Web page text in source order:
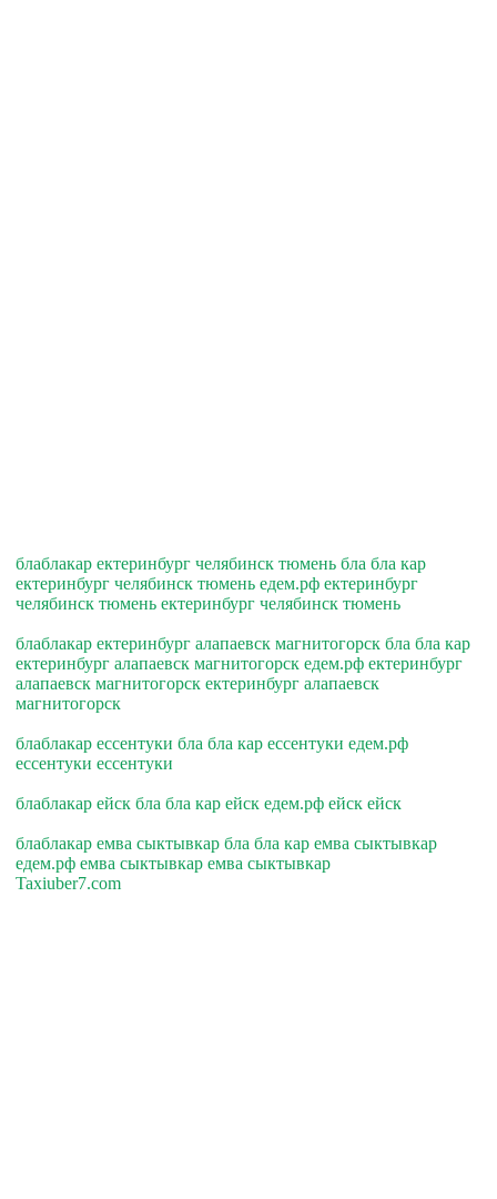
блаблакар ектеринбург челябинск тюмень бла бла кар
ектеринбург челябинск тюмень едем.рф ектеринбург
челябинск тюмень ектеринбург челябинск тюмень
блаблакар ектеринбург алапаевск магнитогорск бла бла кар
ектеринбург алапаевск магнитогорск едем.рф ектеринбург
алапаевск магнитогорск ектеринбург алапаевск
магнитогорск
блаблакар ессентуки бла бла кар ессентуки едем.рф
ессентуки ессентуки
блаблакар ейск бла бла кар ейск едем.рф ейск ейск
блаблакар емва сыктывкар бла бла кар емва сыктывкар
едем.рф емва сыктывкар емва сыктывкар
Taxiuber7.com